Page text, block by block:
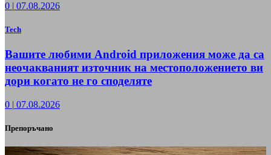
0 | 07.08.2026
Tech
Вашите любими Android приложения може да са
неочакваният източник на местоположението ви
дори когато не го споделяте
0 | 07.08.2026
Препоръчано